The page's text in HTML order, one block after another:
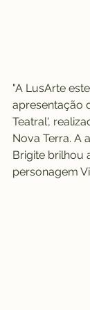
"A LusArte
apresentação
Teatral',
Nova Terra. A
Brigite brilhou
personagem